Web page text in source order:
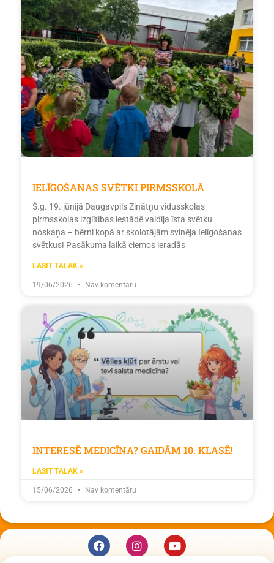
IELĪGOŠANAS SVĒTKI PIRMSSKOLĀ
Š.g. 19. jūnijā Daugavpils Zinātņu vidusskolas
pirmsskolas izglītības iestādē valdīja īsta svētku
noskaņa – bērni kopā ar skolotājām svinēja Ielīgošanas
svētkus! Pasākuma laikā ciemos ieradās
LASĪT TĀLĀK »
19/06/2026 Nav komentāru
INTERESĒ MEDICĪNA? GAIDĀM 10. KLASĒ!
LASĪT TĀLĀK »
15/06/2026 Nav komentāru